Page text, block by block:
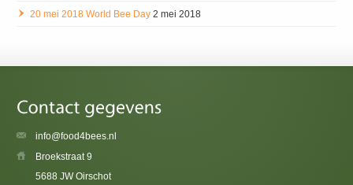
20 mei 2018 World Bee Day 2 mei 2018
info@food4bees.nl
Broekstraat 9
5688 JW Oirschot